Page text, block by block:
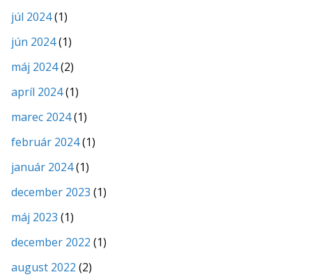
júl 2024(1)
jún 2024(1)
máj 2024(2)
apríl 2024(1)
marec 2024(1)
február 2024(1)
január 2024(1)
december 2023 (1)
máj 2023 (1)
december 2022 (1)
august 2022 (2)